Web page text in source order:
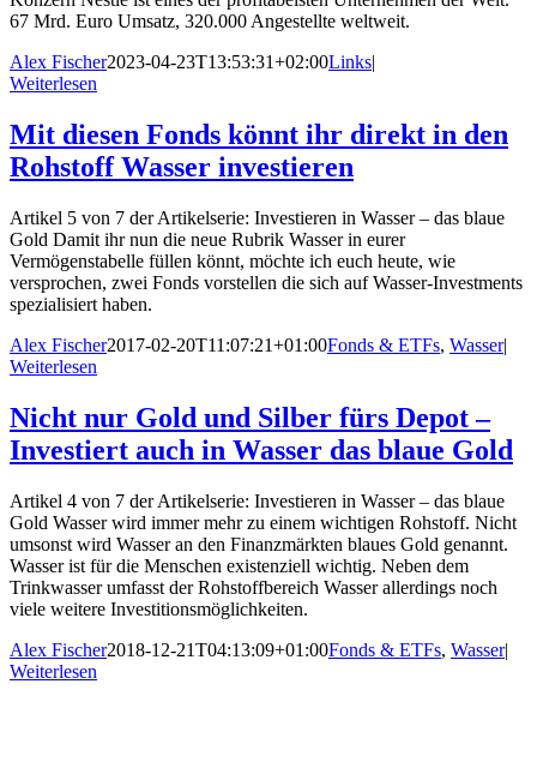
67 Mrd. Euro Umsatz, 320.000 Angestellte weltweit.
Alex Fischer2023-04-23T13:53:31+02:00Links|
Weiterlesen
Mit diesen Fonds könnt ihr direkt in den
Rohstoff Wasser investieren
Artikel 5 von 7 der Artikelserie: Investieren in Wasser – das blaue
Gold Damit ihr nun die neue Rubrik Wasser in eurer
Vermögenstabelle füllen könnt, möchte ich euch heute, wie
versprochen, zwei Fonds vorstellen die sich auf Wasser-Investments
spezialisiert haben.
Alex Fischer2017-02-20T11:07:21+01:00Fonds & ETFs, Wasser|
Weiterlesen
Nicht nur Gold und Silber fürs Depot –
Investiert auch in Wasser das blaue Gold
Artikel 4 von 7 der Artikelserie: Investieren in Wasser – das blaue
Gold Wasser wird immer mehr zu einem wichtigen Rohstoff. Nicht
umsonst wird Wasser an den Finanzmärkten blaues Gold genannt.
Wasser ist für die Menschen existenziell wichtig. Neben dem
Trinkwasser umfasst der Rohstoffbereich Wasser allerdings noch
viele weitere Investitionsmöglichkeiten.
Alex Fischer2018-12-21T04:13:09+01:00Fonds & ETFs, Wasser|
Weiterlesen